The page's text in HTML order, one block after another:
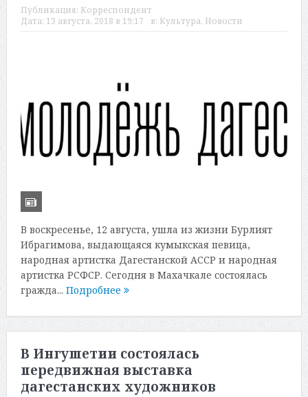
Публикация: Корреспондент
Дата: 13 августа, 2018 в 19:17 в: Культура, Новости
В воскресенье, 12 августа, ушла из жизни Бурлият
Ибрагимова, выдающаяся кумыкская певица,
народная артистка Дагестанской АССР и народная
артистка РСФСР. Сегодня в Махачкале состоялась
гражда... Подробнее
В Ингушетии состоялась
передвижная выставка
дагестанских художников